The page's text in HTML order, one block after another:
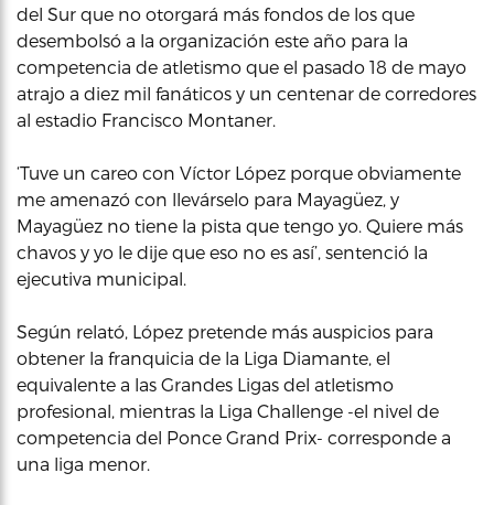
del Sur que no otorgará más fondos de los que
desembolsó a la organización este año para la
competencia de atletismo que el pasado 18 de mayo
atrajo a diez mil fanáticos y un centenar de corredores
al estadio Francisco Montaner.
‘Tuve un careo con Víctor López porque obviamente
me amenazó con llevárselo para Mayagüez, y
Mayagüez no tiene la pista que tengo yo. Quiere más
chavos y yo le dije que eso no es así’, sentenció la
ejecutiva municipal.
Según relató, López pretende más auspicios para
obtener la franquicia de la Liga Diamante, el
equivalente a las Grandes Ligas del atletismo
profesional, mientras la Liga Challenge -el nivel de
competencia del Ponce Grand Prix- corresponde a
una liga menor.